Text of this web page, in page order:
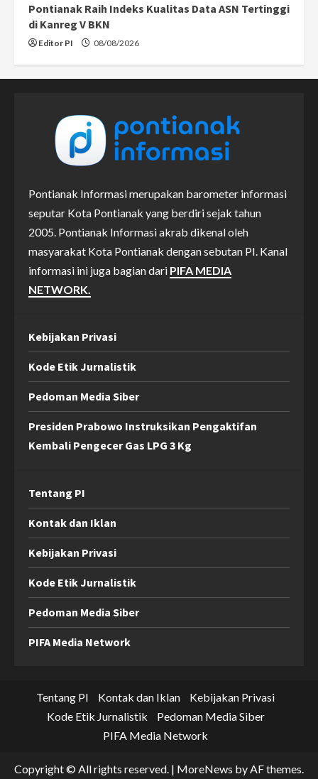
Pontianak Raih Indeks Kualitas Data ASN Tertinggi
di Kanreg V BKN
Editor PI 08/08/2026
Pontianak Informasi merupakan barometer informasi
seputar Kota Pontianak yang berdiri sejak tahun
2005. Pontianak Informasi akrab dikenal oleh
masyarakat Kota Pontianak dengan sebutan PI. Kanal
informasi ini juga bagian dari PIFA MEDIA
NETWORK.
Kebijakan Privasi
Kode Etik Jurnalistik
Pedoman Media Siber
Presiden Prabowo Instruksikan Pengaktifan
Kembali Pengecer Gas LPG 3 Kg
Tentang PI
Kontak dan Iklan
Kebijakan Privasi
Kode Etik Jurnalistik
Pedoman Media Siber
PIFA Media Network
Tentang PI Kontak dan Iklan
Kebijakan Privasi
Kode Etik Jurnalistik
Pedoman Media Siber
PIFA Media Network
Copyright © All rights reserved. | MoreNews by AF themes.